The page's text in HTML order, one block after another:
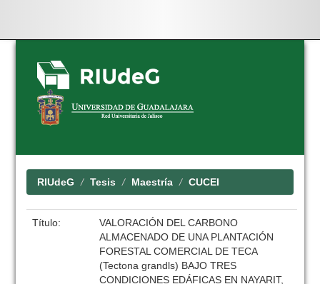
Skip
navigation
RIUdeG Tesis Maestría CUCEI
Título:
VALORACIÓN DEL CARBONO
ALMACENADO DE UNA PLANTACIÓN
FORESTAL COMERCIAL DE TECA
(Tectona grandls) BAJO TRES
CONDICIONES EDÁFICAS EN NAYARIT,